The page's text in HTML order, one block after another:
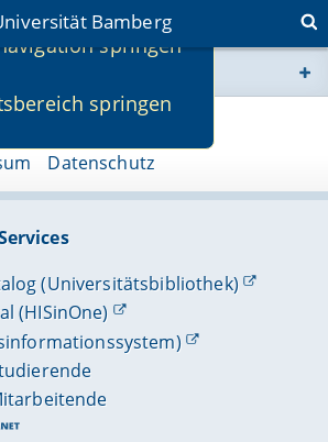
springen
springen
Bamberg
bamberg.de
bamberg.de
fis.uni-bamberg.de
Datenschutz
(Universitätsbibliothek)
(HISinOne)